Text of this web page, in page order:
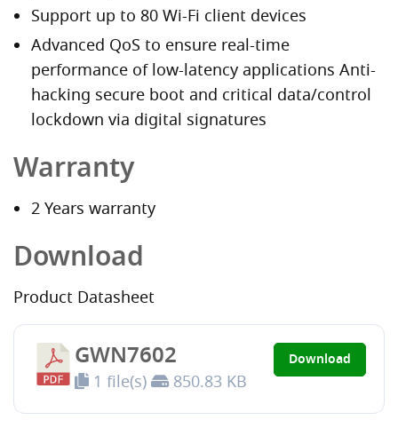
Support up to 80 Wi-Fi client devices
Advanced QoS to ensure real-time
performance of low-latency applications Anti-
hacking secure boot and critical data/control
lockdown via digital signatures
Warranty
2 Years warranty
Download
Product Datasheet
GWN7602
1 file(s) 850.83 KB
Download